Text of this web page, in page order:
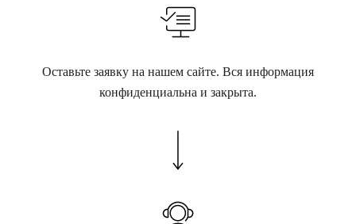
Оставьте заявку на нашем сайте. Вся информация
конфиденциальна и закрыта.